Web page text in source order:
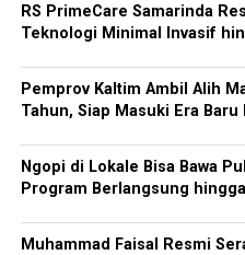
RS PrimeCare Samarinda
Teknologi Minimal Invasif
Pemprov Kaltim Ambil Alih
Tahun, Siap Masuki Era Baru
Ngopi di Lokale Bisa Bawa
Program Berlangsung
Muhammad Faisal Resmi